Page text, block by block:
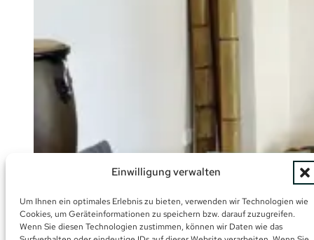
Einwilligung verwalten
Um Ihnen ein optimales Erlebnis zu bieten, verwenden wir Technologien wie
Cookies, um Geräteinformationen zu speichern bzw. darauf zuzugreifen.
Wenn Sie diesen Technologien zustimmen, können wir Daten wie das